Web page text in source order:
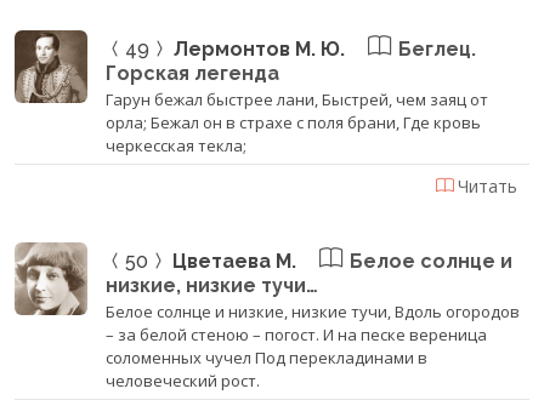
49 Лермонтов М. Ю.
Беглец.
Горская легенда
Гарун бежал быстрее лани, Быстрей, чем заяц от
орла; Бежал он в страхе с поля брани, Где кровь
черкесская текла;
Читать
50 Цветаева М.
Белое солнце и
низкие, низкие тучи…
Белое солнце и низкие, низкие тучи, Вдоль огородов
– за белой стеною – погост. И на песке вереница
соломенных чучел Под перекладинами в
человеческий рост.